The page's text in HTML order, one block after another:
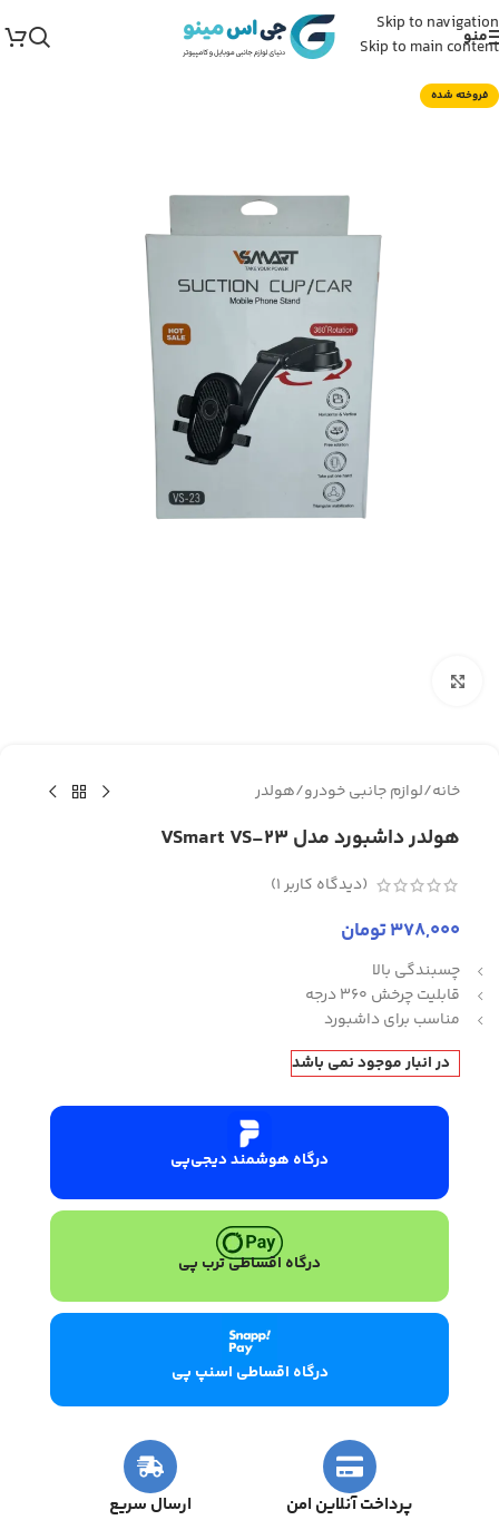
Skip to navigation
Skip to main content
منو
فروخته شده
خانه/لوازم جانبی خودرو/هولدر
هولدر داشبورد مدل VSmart VS-23
(دیدگاه کاربر1
)
378,000تومان
چسبندگی بالا
قابلیت چرخش 360 درجه
مناسب برای داشبورد
در انبار موجود نمی باشد
درگاه هوشمند دیجی‌پی
درگاه اقساطی ترب پی
درگاه اقساطی اسنپ پی
پرداخت آنلاین امن ارسال سریع